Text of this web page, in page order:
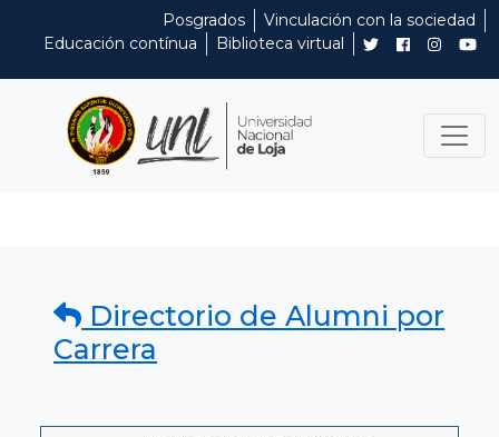
Posgrados
Vinculación con la sociedad
Educación contínua
Biblioteca virtual
Directorio de Alumni por
Carrera